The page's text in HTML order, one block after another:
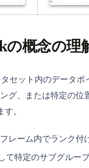
in a new tab)
の概念の理
セット内のデータ
グ、または特定の
。
レーム内でランク付
て特定のサブグルー